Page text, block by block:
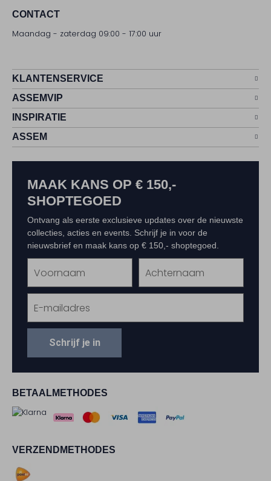
CONTACT
Maandag - zaterdag 09:00 - 17:00 uur
KLANTENSERVICE
ASSEMVIP
INSPIRATIE
ASSEM
BETAALMETHODES
VERZENDMETHODES
MAAK KANS OP € 150,-
SHOPTEGOED
Ontvang als eerste exclusieve updates over de nieuwste
collecties, acties en events. Schrijf je in voor de
nieuwsbrief en maak kans op € 150,- shoptegoed.
Schrijf je in